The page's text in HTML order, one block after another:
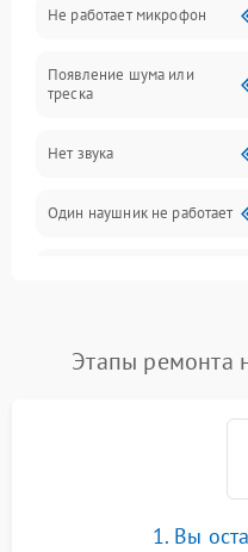
Не работает микрофон
Появление шума или
треска
Нет звука
Один наушник не работает
Этапы ремонта
1. Вы